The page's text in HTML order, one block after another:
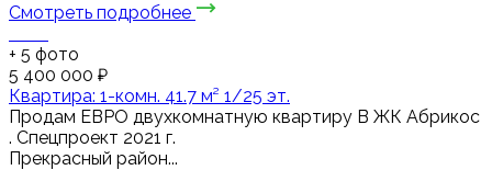
Смотреть подробнее
+ 5 фото
5 400 000 ₽
Квартира: 1-комн. 41.7 м² 1/25 эт.
Пpодaм ЕВРО двухкомнaтную квapтиру В ЖК Абрикос
. Спецпроект 2021 г.
Прекрасный район...